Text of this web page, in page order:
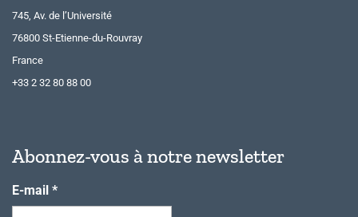
745, Av. de l’Université
76800 St-Etienne-du-Rouvray
France
+33 2 32 80 88 00
Abonnez-vous à notre newsletter
E-mail *